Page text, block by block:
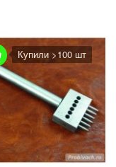
Купили >100 шт